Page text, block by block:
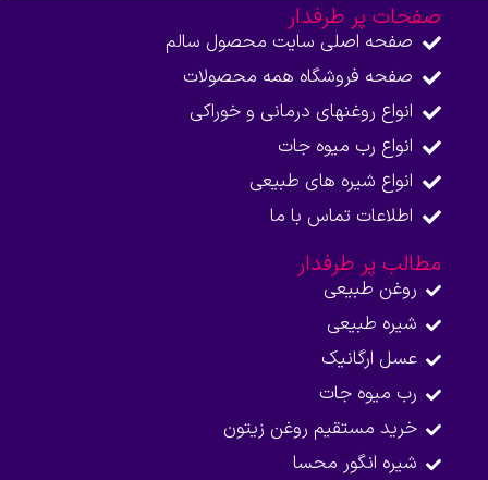
صفحات پر طرفدار
صفحه اصلی سایت محصول سالم
صفحه فروشگاه همه محصولات​
انواع روغنهای درمانی و خوراکی
انواع رب میوه جات
انواع شیره های طبیعی
اطلاعات تماس با ما​
مطالب پر طرفدار
روغن طبیعی
شیره طبیعی
عسل ارگانیک
رب میوه جات
خرید مستقیم روغن زیتون
شیره انگور محسا